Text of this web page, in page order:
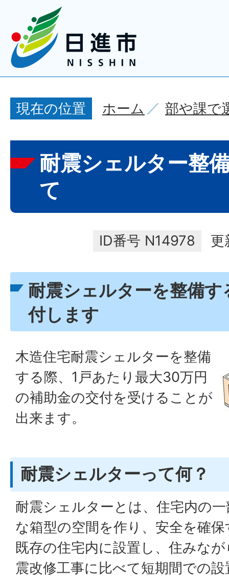
現在の位置 ホーム 部や課で
耐震シェルター整
て
ID番号 N14978 更
耐震シェルターを整備
付します
木造住宅耐震シェルターを整備
する際、1戸あたり最大30万円
の補助金の交付を受けることが
出来ます。
耐震シェルターって何？
耐震シェルターとは、住宅内の
な箱型の空間を作り、安全を確
既存の住宅内に設置し、住みな
震改修工事に比べて短期間での